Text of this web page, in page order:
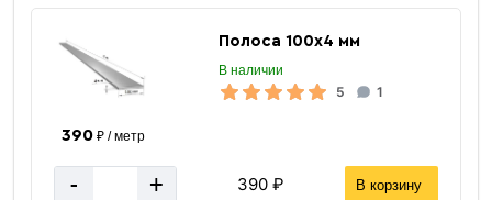
Полоса 100х4 мм
В наличии
5 1
390₽ / метр
- + 390 ₽ В корзину